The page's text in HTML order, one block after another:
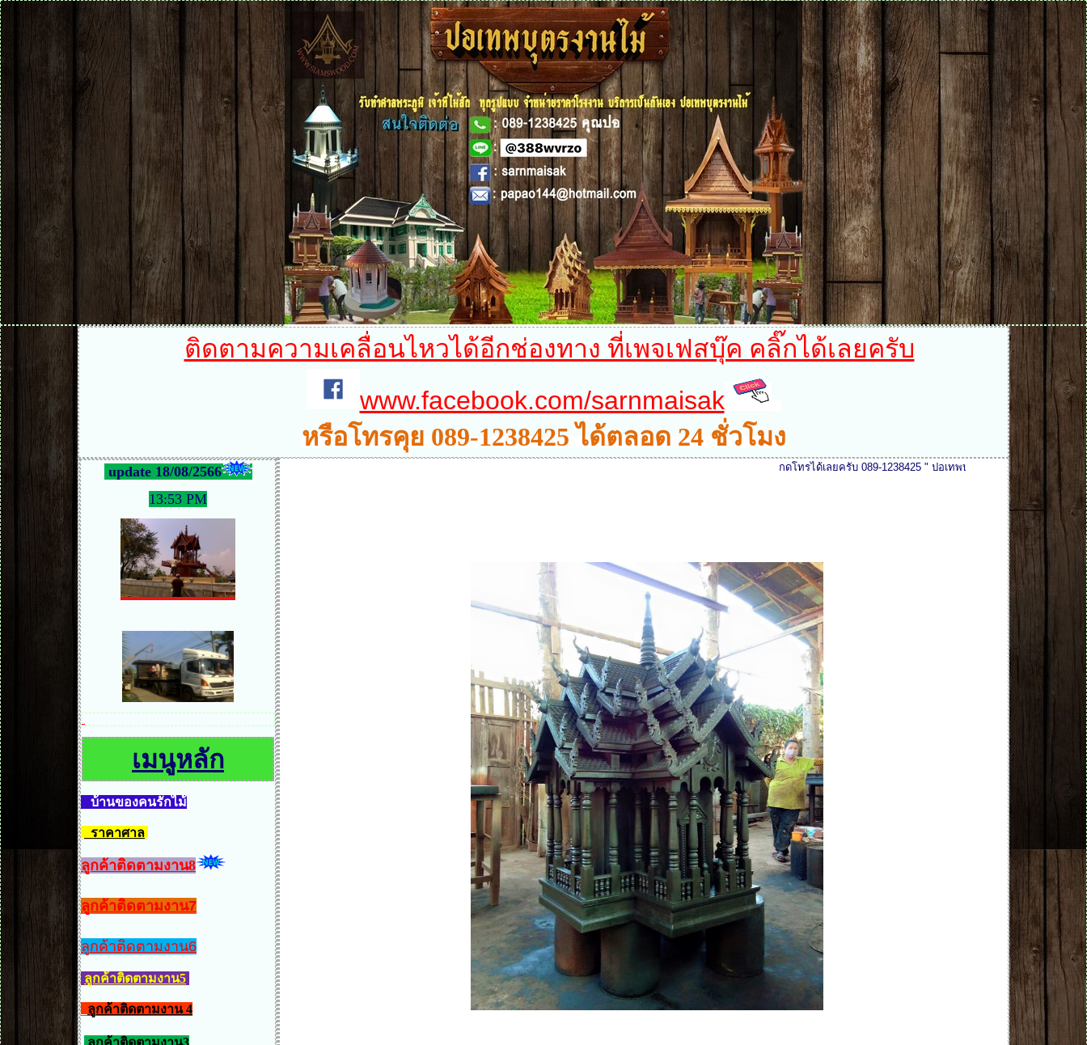
ติดตามความเคลื่อนไหวได้อีกช่องทาง ที่เพจเฟสบุ๊ค คลิ๊กได้เลยครับ
www.facebook.com/sarnmaisak
หรือโทรคุย 089-1238425 ได้ตลอด 24 ชั่วโมง
update 18/08/2566
13:53 PM
เมนูหลัก
บ้านของคนรักไม้
ราคาศาล
ลูกค้าติดตามงาน8
ลูกค้าติดตามงาน7
ลูกค้าติดตามงาน6
ลูกค้าติดตามงาน5
ลูกค้าติดตามงาน 4
ลูกค้าติดตามงาน3
กดโทรได้เลยครับ 089-1238425 " ปอเทพบุตรงานไม้ " ยินดีรับสายและให้บริการ